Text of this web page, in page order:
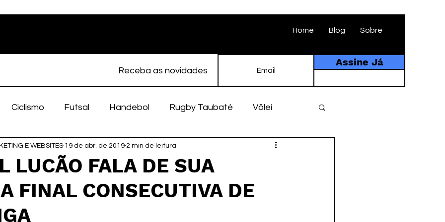
Home Blog Sobre
Receba as novidades
Assine Já
Ciclismo Futsal Handebol Rugby Taubaté Vôlei
Feminino Atletismo EC Taubaté História
Taubaté Fut7 Rugby Fut7 futebol amador
LUCÃO FALA DE SUA
FINAL CONSECUTIVA DE
E WEBSITES 19 de abr. de 2019 2 min de leitura